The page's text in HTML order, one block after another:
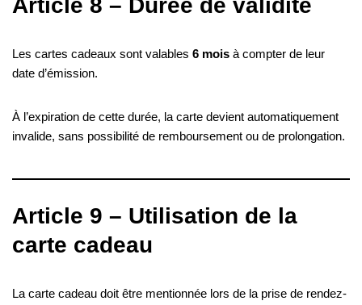
Article 8 – Durée de validité
Les cartes cadeaux sont valables 6 mois à compter de leur
date d’émission.
À l’expiration de cette durée, la carte devient automatiquement
invalide, sans possibilité de remboursement ou de prolongation.
Article 9 – Utilisation de la
carte cadeau
La carte cadeau doit être mentionnée lors de la prise de rendez-